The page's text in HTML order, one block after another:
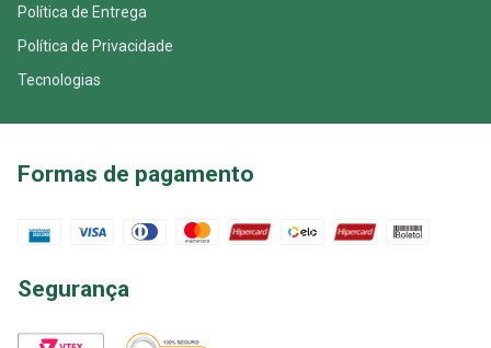
Política de Entrega
Política de Privacidade
Tecnologias
Formas de pagamento
Segurança